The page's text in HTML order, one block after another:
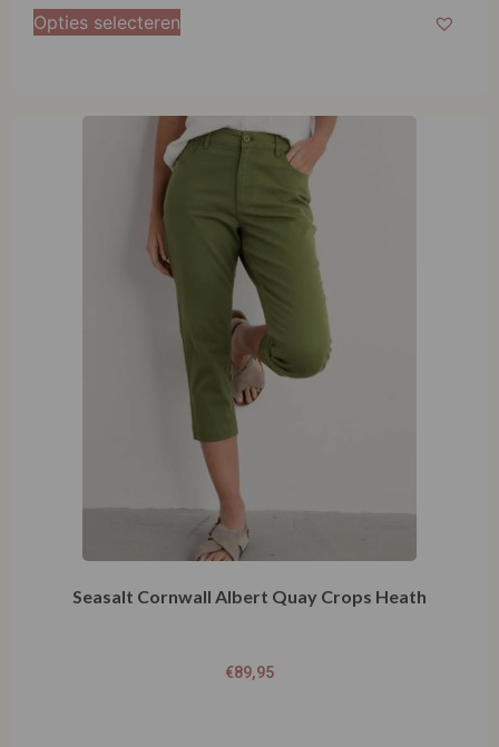
Opties selecteren
Seasalt Cornwall Albert Quay Crops Heath
€89,95